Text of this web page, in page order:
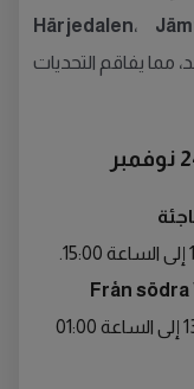
Härjedalen،
مما يفاقم التحديات
Från
: من الساعة 13:00 إلى الساعة 01:00